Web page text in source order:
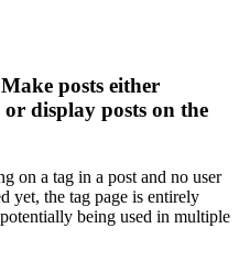
posts either
display posts on the
on a tag in a post and no user
yet, the tag page is entirely
being used in multiple